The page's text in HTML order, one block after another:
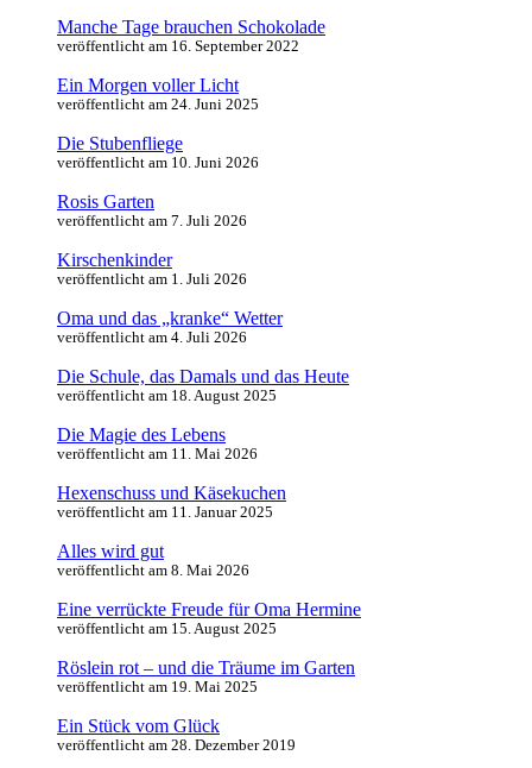
Manche Tage brauchen Schokolade
veröffentlicht am 16. September 2022
Ein Morgen voller Licht
veröffentlicht am 24. Juni 2025
Die Stubenfliege
veröffentlicht am 10. Juni 2026
Rosis Garten
veröffentlicht am 7. Juli 2026
Kirschenkinder
veröffentlicht am 1. Juli 2026
Oma und das „kranke“ Wetter
veröffentlicht am 4. Juli 2026
Die Schule, das Damals und das Heute
veröffentlicht am 18. August 2025
Die Magie des Lebens
veröffentlicht am 11. Mai 2026
Hexenschuss und Käsekuchen
veröffentlicht am 11. Januar 2025
Alles wird gut
veröffentlicht am 8. Mai 2026
Eine verrückte Freude für Oma Hermine
veröffentlicht am 15. August 2025
Röslein rot – und die Träume im Garten
veröffentlicht am 19. Mai 2025
Ein Stück vom Glück
veröffentlicht am 28. Dezember 2019